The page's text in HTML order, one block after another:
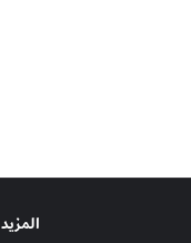
المزيد